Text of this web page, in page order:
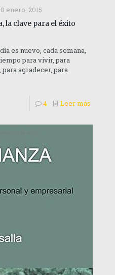
enero, 2015
la clave para el éxito
es nuevo, cada semana,
para vivir, para
agradecer, para
4 Leer más